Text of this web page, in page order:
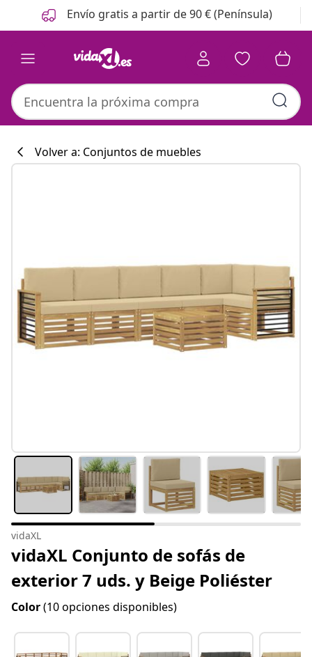
Anterior
Siguiente Envío gratis a partir de 90 € (Península)
#sharemevidaxl
Volver a: Conjuntos de muebles
vidaXL
vidaXL Conjunto de sofás de
exterior 7 uds. y Beige Poliéster
Color(10 opciones disponibles)